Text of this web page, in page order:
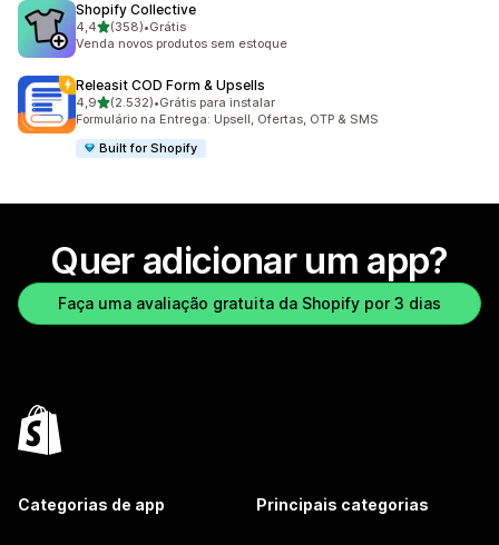
Shopify Collective
4,4de 5 estrelas
(358)
358 avaliações ao todo
•Grátis
Venda novos produtos sem estoque
Releasit COD Form & Upsells
4,9de 5 estrelas
(2.532)
2532 avaliações ao todo
•Grátis para instalar
Formulário na Entrega: Upsell, Ofertas, OTP & SMS
Built for Shopify
Quer adicionar um app?
Faça uma avaliação gratuita da Shopify por 3 dias
Categorias de app Principais categorias